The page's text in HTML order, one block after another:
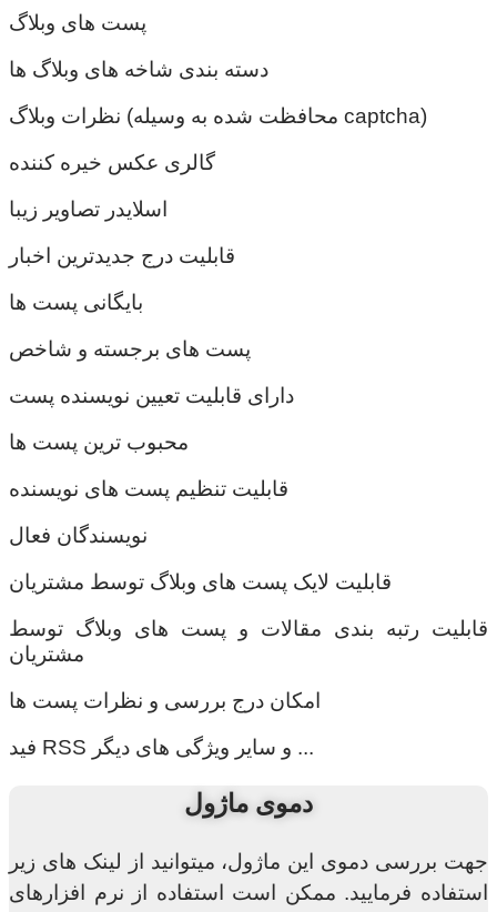
پست های وبلاگ
دسته بندی شاخه های وبلاگ ها
نظرات وبلاگ (محافظت شده به وسیله captcha)
گالری عکس خیره کننده
اسلایدر تصاویر زیبا
قابلیت درج جدیدترین اخبار
بایگانی پست ها
پست های برجسته و شاخص
دارای قابلیت تعیین نویسنده پست
محبوب ترین پست ها
قابلیت تنظیم پست های نویسنده
نویسندگان فعال
قابلیت لایک پست های وبلاگ توسط مشتریان
قابلیت رتبه بندی مقالات و پست های وبلاگ توسط
مشتریان
امکان درج بررسی و نظرات پست ها
فید RSS و سایر ویژگی های دیگر ...
دموی ماژول
جهت بررسی دموی این ماژول، میتوانید از لینک های زیر
استفاده فرمایید. ممکن است استفاده از نرم افزارهای